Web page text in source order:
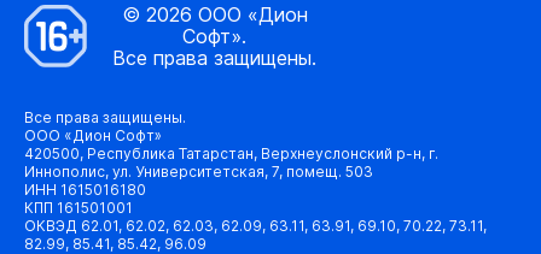
© 2026 ООО «Дион
Софт».
Все права защищены.
Все права защищены.
ООО «Дион Софт»
420500, Республика Татарстан, Верхнеуслонский р-н, г.
Иннополис, ул. Университетская, 7, помещ. 503
ИНН 1615016180
КПП 161501001
ОКВЭД 62.01, 62.02, 62.03, 62.09, 63.11, 63.91, 69.10, 70.22, 73.11,
82.99, 85.41, 85.42, 96.09